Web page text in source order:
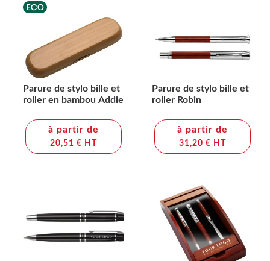
Parure de stylo bille et
roller en bambou Addie
à partir de
20,51 € HT
Parure de stylo bille et
roller Robin
à partir de
31,20 € HT